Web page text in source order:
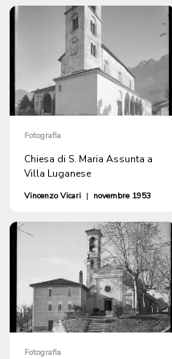
Fotografia
Chiesa di S. Maria Assunta a
Villa Luganese
Vincenzo Vicari | novembre 1953
Fotografia